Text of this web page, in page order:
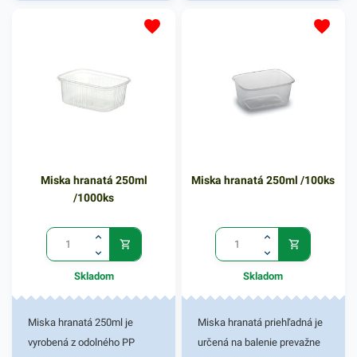
rôznych jedál. Miska je
vhodná na teplé jedlá, prílohy
alebo na ich uskladnenie.
Túto hranatú misku však
sortimentu. Je ľahká a
ďalšie podobné produkty,
ktoré vás zaručene oslovia.
Miska hranatá 250ml
/1000ks
Skladom
Miska hranatá 250ml je
vyrobená z odolného PP
Miska hranatá 250ml /100ks
Skladom
Miska hranatá priehľadná je
určená na balenie prevažne